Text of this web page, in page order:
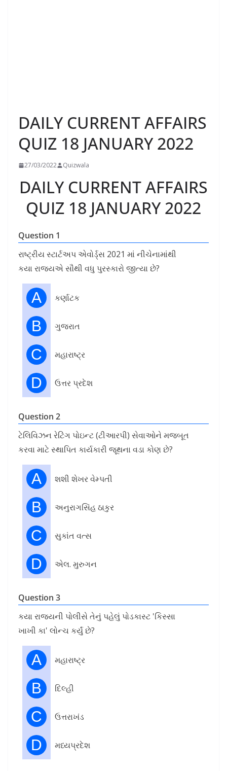
DAILY CURRENT AFFAIRS
QUIZ 18 JANUARY 2022
27/03/2022 Quizwala
DAILY CURRENT AFFAIRS
QUIZ 18 JANUARY 2022
Question 1
રાષ્ટ્રીય સ્ટાર્ટઅપ એવોર્ડ્સ 2021 માં નીચેનામાંથી
કયા રાજ્યએ સૌથી વધુ પુરસ્કારો જીત્યા છે?
A કર્ણાટક
B ગુજરાત
C મહારાષ્ટ્ર
D ઉત્તર પ્રદેશ
Question 2
ટેલિવિઝન રેટિંગ પોઇન્ટ (ટીઆરપી) સેવાઓને મજબૂત
કરવા માટે સ્થાપિત કાર્યકારી જૂથના વડા કોણ છે?
A શશી શેખર વેમ્પતી
B અનુરાગસિંહ ઠાકુર
C સુકાંત વત્સ
D એલ. મુરુગન
Question 3
કયા રાજ્યની પોલીસે તેનું પહેલું પોડકાસ્ટ 'કિસ્સા
ખાખી કા' લોન્ચ કર્યું છે?
A મહારાષ્ટ્ર
B દિલ્હી
C ઉત્તરાખંડ
D મધ્યપ્રદેશ